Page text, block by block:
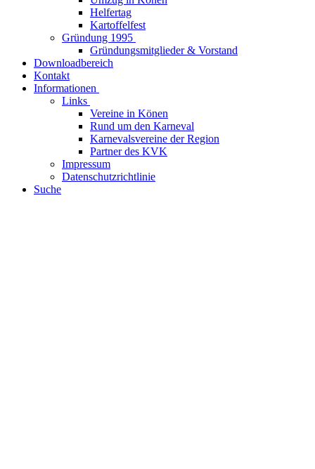
Helfertag
Kartoffelfest
Gründung 1995
Gründungsmitglieder & Vorstand
Downloadbereich
Kontakt
Informationen
Links
Vereine in Könen
Rund um den Karneval
Karnevalsvereine der Region
Partner des KVK
Impressum
Datenschutzrichtlinie
Suche